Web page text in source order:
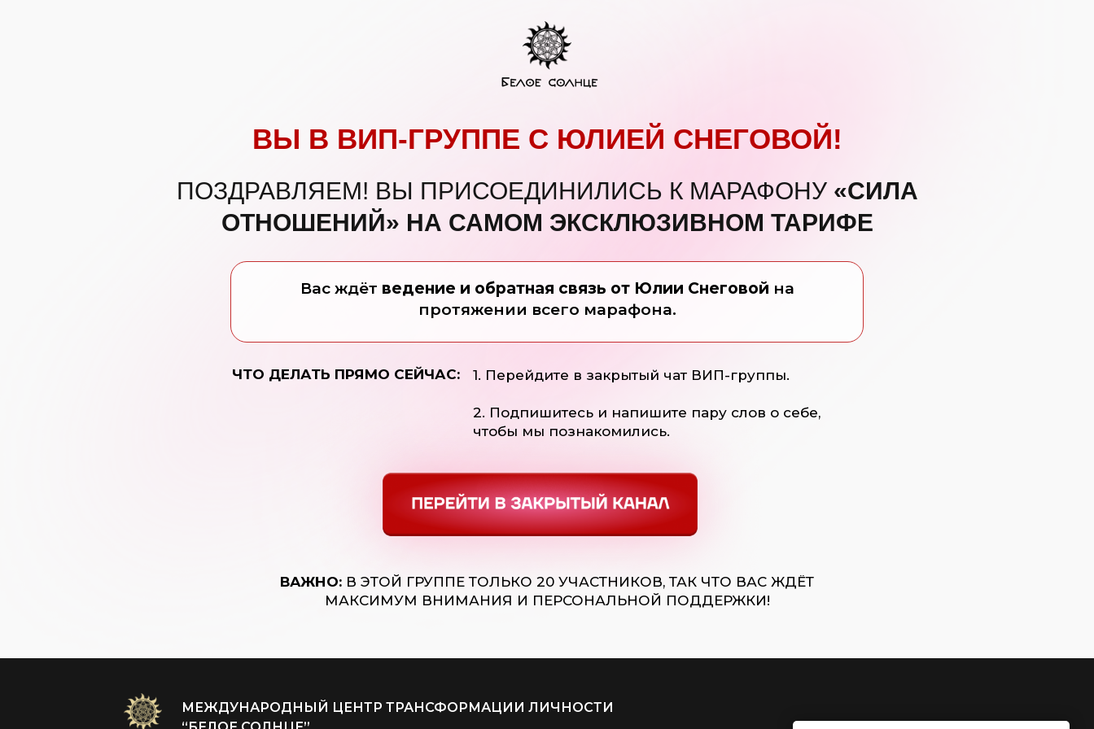
Вас ждёт ведение и обратная связь от Юлии Снеговой на
протяжении всего марафона.
ЧТО ДЕЛАТЬ ПРЯМО СЕЙЧАС:
ВАЖНО: В ЭТОЙ ГРУППЕ ТОЛЬКО 20 УЧАСТНИКОВ, ТАК ЧТО ВАС ЖДЁТ
МАКСИМУМ ВНИМАНИЯ И ПЕРСОНАЛЬНОЙ ПОДДЕРЖКИ!
1. Перейдите в закрытый чат ВИП-группы.
2. Подпишитесь и напишите пару слов о себе,
чтобы мы познакомились.
ВЫ В ВИП-ГРУППЕ С ЮЛИЕЙ СНЕГОВОЙ!
ПОЗДРАВЛЯЕМ! ВЫ ПРИСОЕДИНИЛИСЬ К МАРАФОНУ «СИЛА
ОТНОШЕНИЙ» НА САМОМ ЭКСКЛЮЗИВНОМ ТАРИФЕ
МЕЖДУНАРОДНЫЙ ЦЕНТР ТРАНСФОРМАЦИИ ЛИЧНОСТИ